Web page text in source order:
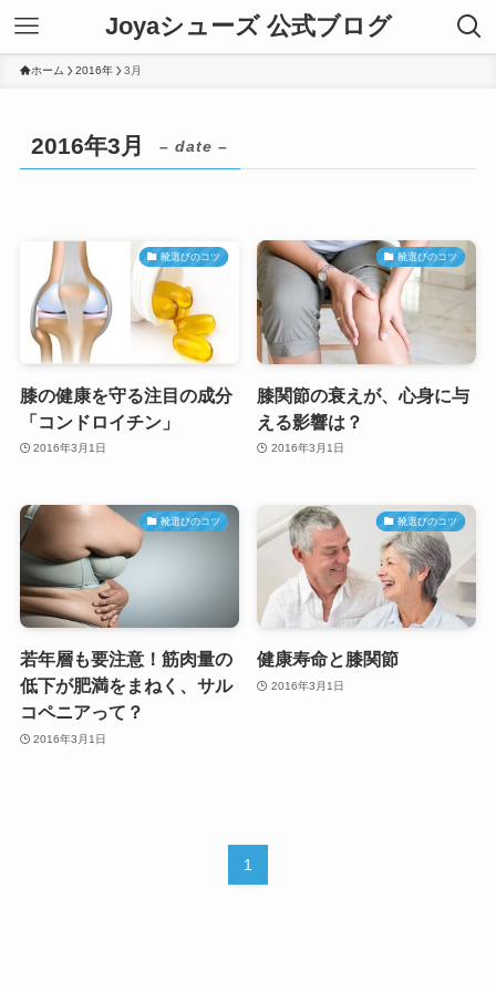
Joyaシューズ 公式ブログ
ホーム 2016年 3月
2016年3月 – date –
靴選びのコツ
膝の健康を守る注目の成分
「コンドロイチン」
2016年3月1日
靴選びのコツ
膝関節の衰えが、心身に与
える影響は？
2016年3月1日
靴選びのコツ
若年層も要注意！筋肉量の
低下が肥満をまねく、サル
コペニアって？
2016年3月1日
靴選びのコツ
健康寿命と膝関節
2016年3月1日
1